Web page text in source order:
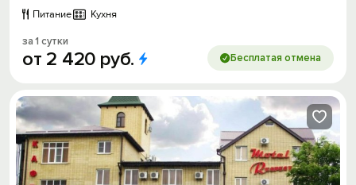
Питание
Кухня
за 1 сутки
от 2 420 руб. Бесплатая отмена